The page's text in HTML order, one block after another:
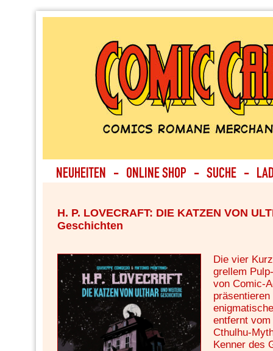
H. P. LOVECRAFT: DIE KATZEN VON
Geschichten
Die vier
grellem
von Comic-
entfernt
Cthulhu-
Kenner des